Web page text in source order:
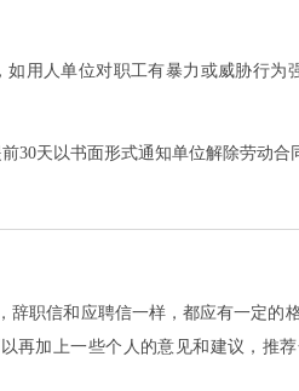
如用人单位对职工有暴力或威胁行
30天以书面形式通知单位解除劳动合
辞职信和应聘信一样，都应有一定
再加上一些个人的意见和建议，推